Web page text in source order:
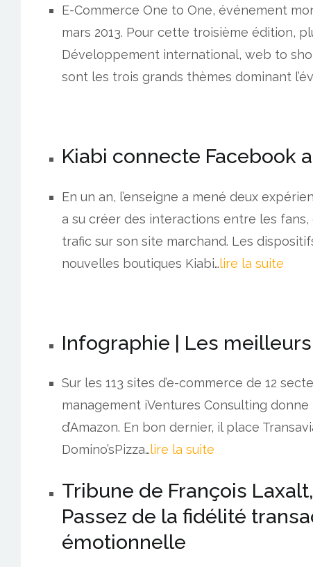
E-Commerce One to One, événement
mars 2013. Pour cette troisième édition,
Développement international, web to
sont les trois grands thèmes dominant
Kiabi connecte Facebook
En un an, l’enseigne a mené deux
a su créer des interactions entre les
trafic sur son site marchand. Les
nouvelles boutiques Kiabi…lire la suite
Infographie | Les
Sur les 113 sites d’e-commerce de 12
management iVentures Consulting
d’Amazon. En bon dernier, il place
Domino’sPizza…lire la suite
Tribune de François
Passez de la fidélité
émotionnelle